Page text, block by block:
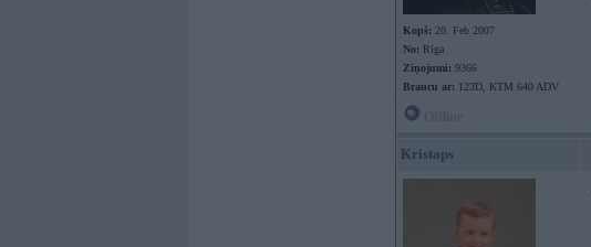
Kopš: 20. Feb 2007
No: Rīga
Ziņojumi: 9366
Braucu ar: 123D, KTM 640 ADV
Kristaps